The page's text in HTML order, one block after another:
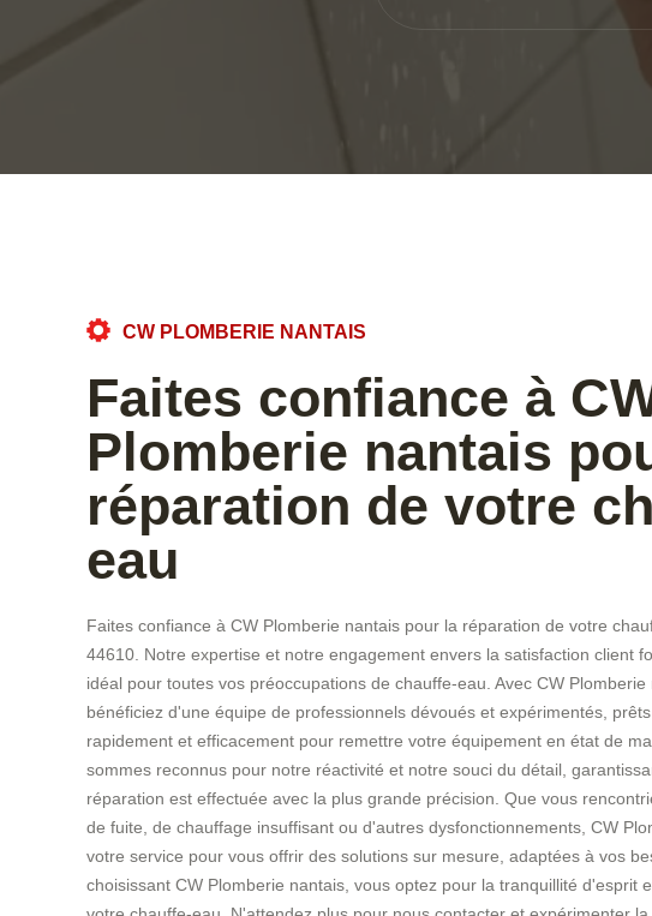
CW PLOMBERIE NANTAIS
Faites confiance à
Plomberie nantais
réparation de votre
eau
Faites confiance à CW Plomberie nantais pour la réparation de votre
44610. Notre expertise et notre engagement envers la satisfaction client
idéal pour toutes vos préoccupations de chauffe-eau. Avec CW Plomberie
bénéficiez d'une équipe de professionnels dévoués et expérimentés,
rapidement et efficacement pour remettre votre équipement en état de
sommes reconnus pour notre réactivité et notre souci du détail,
réparation est effectuée avec la plus grande précision. Que vous
de fuite, de chauffage insuffisant ou d'autres dysfonctionnements, CW
votre service pour vous offrir des solutions sur mesure, adaptées à vos
choisissant CW Plomberie nantais, vous optez pour la tranquillité d'esprit